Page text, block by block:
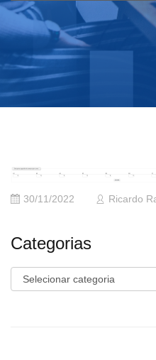
30/11/2022 Ricardo
Categorias
Categorias